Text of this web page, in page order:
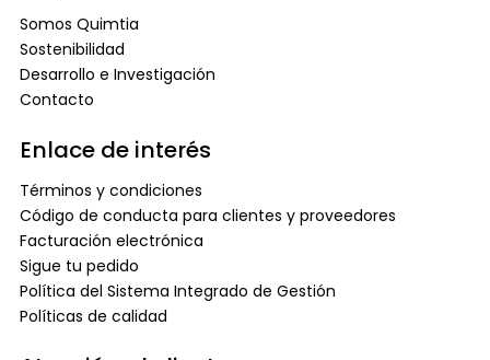
Somos Quimtia
Sostenibilidad
Desarrollo e Investigación
Contacto
Enlace de interés
Términos y condiciones
Código de conducta para clientes y proveedores
Facturación electrónica
Sigue tu pedido
Política del Sistema Integrado de Gestión
Políticas de calidad